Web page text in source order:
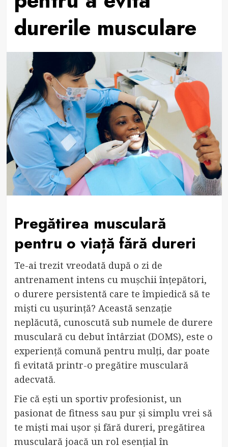
durerile musculare
Pregătirea musculară
pentru o viață fără dureri
Te-ai trezit vreodată după o zi de
antrenament intens cu mușchii înțepători,
o durere persistentă care te împiedică să te
miști cu ușurință? Această senzație
neplăcută, cunoscută sub numele de durere
musculară cu debut întârziat (DOMS), este o
experiență comună pentru mulți, dar poate
fi evitată printr-o pregătire musculară
adecvată.
Fie că ești un sportiv profesionist, un
pasionat de fitness sau pur și simplu vrei să
te miști mai ușor și fără dureri, pregătirea
musculară joacă un rol esențial în